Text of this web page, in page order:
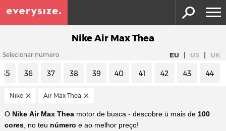
Nike Air Max Thea
Selecionar número EU | US | UK
35 36 37 38 39 40 41 42 43 44
Nike Air Max Thea
O Nike Air Max Thea motor de busca - descobre ü mais de 100
cores, no teu número e ao melhor preço!